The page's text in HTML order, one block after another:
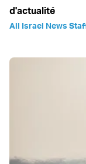
d'actualité
All Israel News